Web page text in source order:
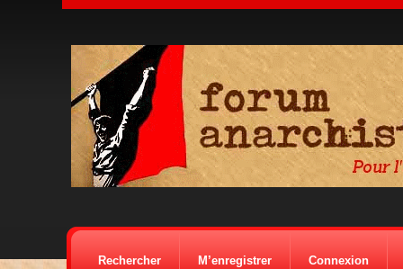
Rechercher M’enregistrer Connexion